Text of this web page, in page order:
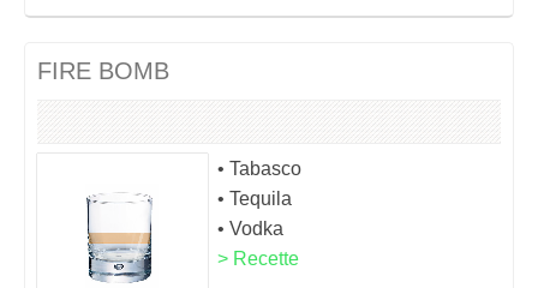
FIRE BOMB
• Tabasco
• Tequila
• Vodka
> Recette